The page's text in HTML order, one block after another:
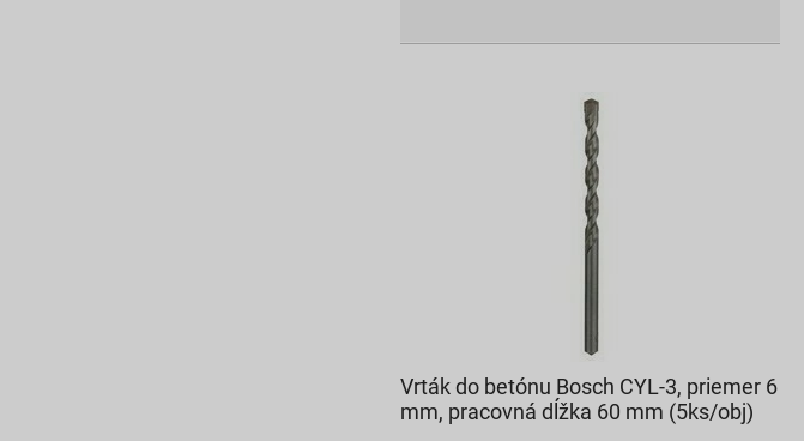
Vrták do betónu Bosch CYL-3, priemer 6
mm, pracovná dĺžka 60 mm (5ks/obj)